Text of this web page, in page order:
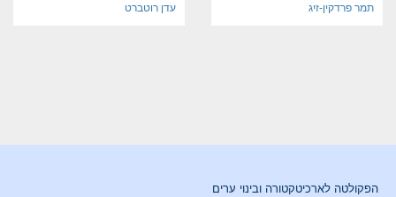
תמר פרדקין-זיג עדן רוטברט
הפקולטה לארכיטקטורה ובינוי ערים